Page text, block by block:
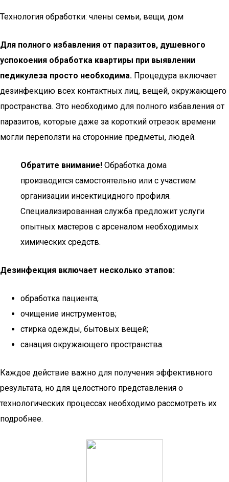
Технология обработки: члены семьи, вещи, дом
Для полного избавления от паразитов, душевного
успокоения обработка квартиры при выявлении
педикулеза просто необходима. Процедура включает
дезинфекцию всех контактных лиц, вещей, окружающего
пространства. Это необходимо для полного избавления от
паразитов, которые даже за короткий отрезок времени
могли переползти на сторонние предметы, людей.
Обратите внимание! Обработка дома
производится самостоятельно или с участием
организации инсектицидного профиля.
Специализированная служба предложит услуги
опытных мастеров с арсеналом необходимых
химических средств.
Дезинфекция включает несколько этапов:
обработка пациента;
очищение инструментов;
стирка одежды, бытовых вещей;
санация окружающего пространства.
Каждое действие важно для получения эффективного
результата, но для целостного представления о
технологических процессах необходимо рассмотреть их
подробнее.